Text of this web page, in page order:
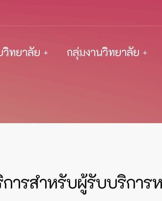
วิทยาลัย กลุ่มงานวิทยาลัย
การสำหรับผู้รับบริกา